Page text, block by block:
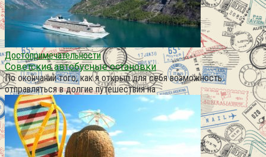
Достопримечательности
Советские автобусные остановки
По окончании того, как я открыл для себя возможность
отправляться в долгие путешествия на